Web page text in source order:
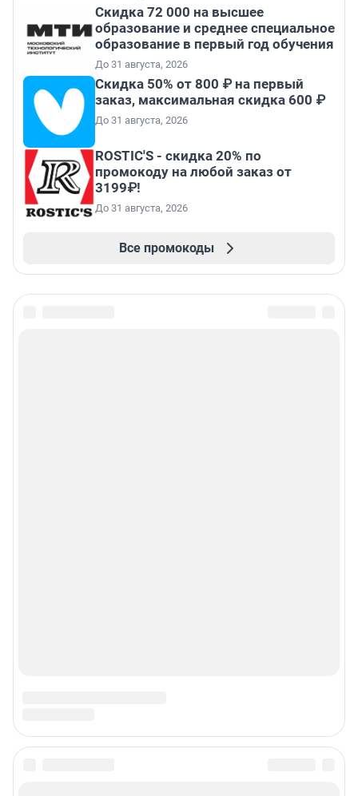
Скидка 72 000 на высшее
образование и среднее специальное
образование в первый год обучения
До 31 августа, 2026
Скидка 50% от 800 ₽ на первый
заказ, максимальная скидка 600 ₽
До 31 августа, 2026
ROSTIC'S - скидка 20% по
промокоду на любой заказ от
3199₽!
До 31 августа, 2026
Все промокоды